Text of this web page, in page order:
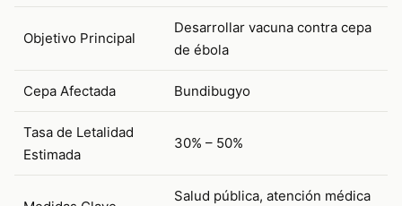
Objetivo Principal
Desarrollar vacuna contra cepa
de ébola
Cepa Afectada Bundibugyo
Tasa de Letalidad
Estimada
30% – 50%
Salud pública, atención médica